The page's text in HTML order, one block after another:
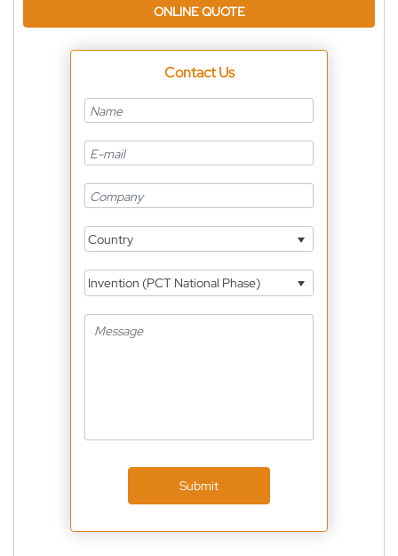
ONLINE QUOTE
Contact Us
Country
Invention (PCT National Phase)
Submit